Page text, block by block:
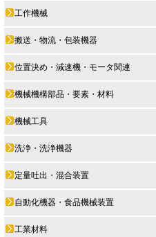
工作機械
搬送・物流・包装機器
位置決め・減速機・モータ関連
機械機構部品・要素・材料
機械工具
洗浄・洗浄機器
定量吐出・混合装置
自動化機器・食品機械装置
工業材料